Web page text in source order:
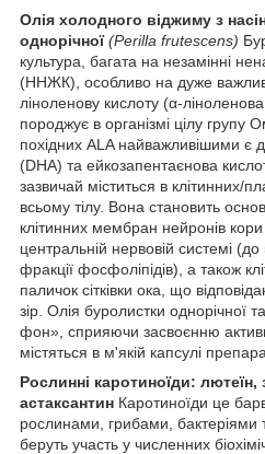
Олія холодного віджиму з
однорічної (Perilla frutescens)
культура, багата на незамінні
(ННЖК), особливо на дуже
ліноленову кислоту (α-
породжує в організмі цілу групу
похідних ALA найважливішими є
(DHA) та ейкозапентаєнова
зазвичай міститься в клітинних/
всьому тілу. Вона становить
клітинних мембран нейронів
центральній нервовій системі
фракції фосфоліпідів), а також
паличок сітківки ока, що
зір. Олія буролистки однорічної
фон», сприяючи засвоєнню
містяться в м'якій капсулі
Рослинні каротиноїди: лютеїн,
астаксантин Каротиноїди це
рослинами, грибами, бактеріями
беруть участь у численних